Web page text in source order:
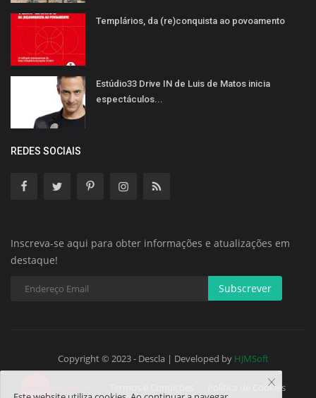
Templários, da (re)conquista ao povoamento
Estúdio33 Drive IN de Luis de Matos inicia
espectáculos...
REDES SOCIAIS
Inscreva-se aqui para obter informações e atualizações em
destaque!
Subscrever
Copyright © 2023 - Descla | Developed by HJMSoft
Política de Cookies